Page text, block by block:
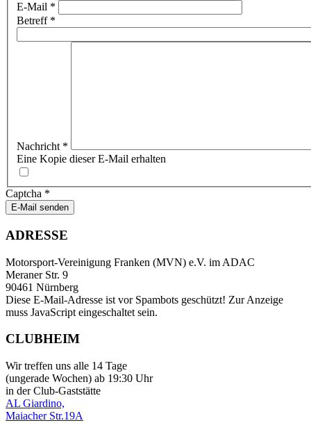
E-Mail *
Betreff*
Nachricht *
Eine Kopie dieser E-Mail erhalten
Captcha *
E-Mail senden
ADRESSE
Motorsport-Vereinigung Franken (MVN) e.V. im ADAC
Meraner Str. 9
90461 Nürnberg
Diese E-Mail-Adresse ist vor Spambots geschützt! Zur Anzeige
muss JavaScript eingeschaltet sein.
CLUBHEIM
Wir treffen uns alle 14 Tage
(ungerade Wochen) ab 19:30 Uhr
in der Club-Gaststätte
AL Giardino,
Maiacher Str.19A